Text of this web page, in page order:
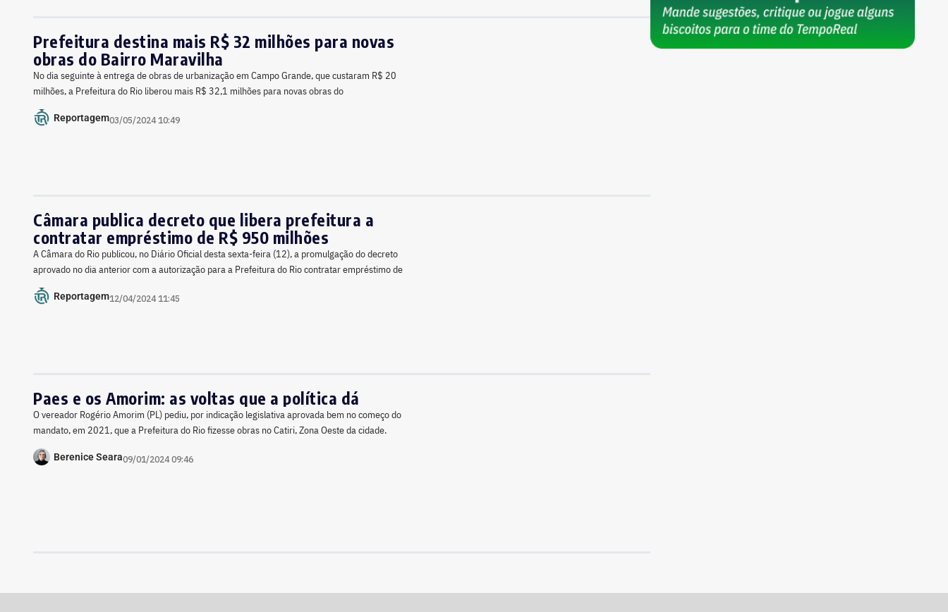
Prefeitura destina mais R$ 32 milhões para novas
obras do Bairro Maravilha
No dia seguinte à entrega de obras de urbanização em Campo Grande, que custaram R$ 20
milhões, a Prefeitura do Rio liberou mais R$ 32,1 milhões para novas obras do
Reportagem03/05/2024 10:49
Câmara publica decreto que libera prefeitura a
contratar empréstimo de R$ 950 milhões
A Câmara do Rio publicou, no Diário Oficial desta sexta-feira (12), a promulgação do decreto
aprovado no dia anterior com a autorização para a Prefeitura do Rio contratar empréstimo de
Reportagem12/04/2024 11:45
Paes e os Amorim: as voltas que a política dá
O vereador Rogério Amorim (PL) pediu, por indicação legislativa aprovada bem no começo do
mandato, em 2021, que a Prefeitura do Rio fizesse obras no Catiri, Zona Oeste da cidade.
Berenice Seara09/01/2024 09:46